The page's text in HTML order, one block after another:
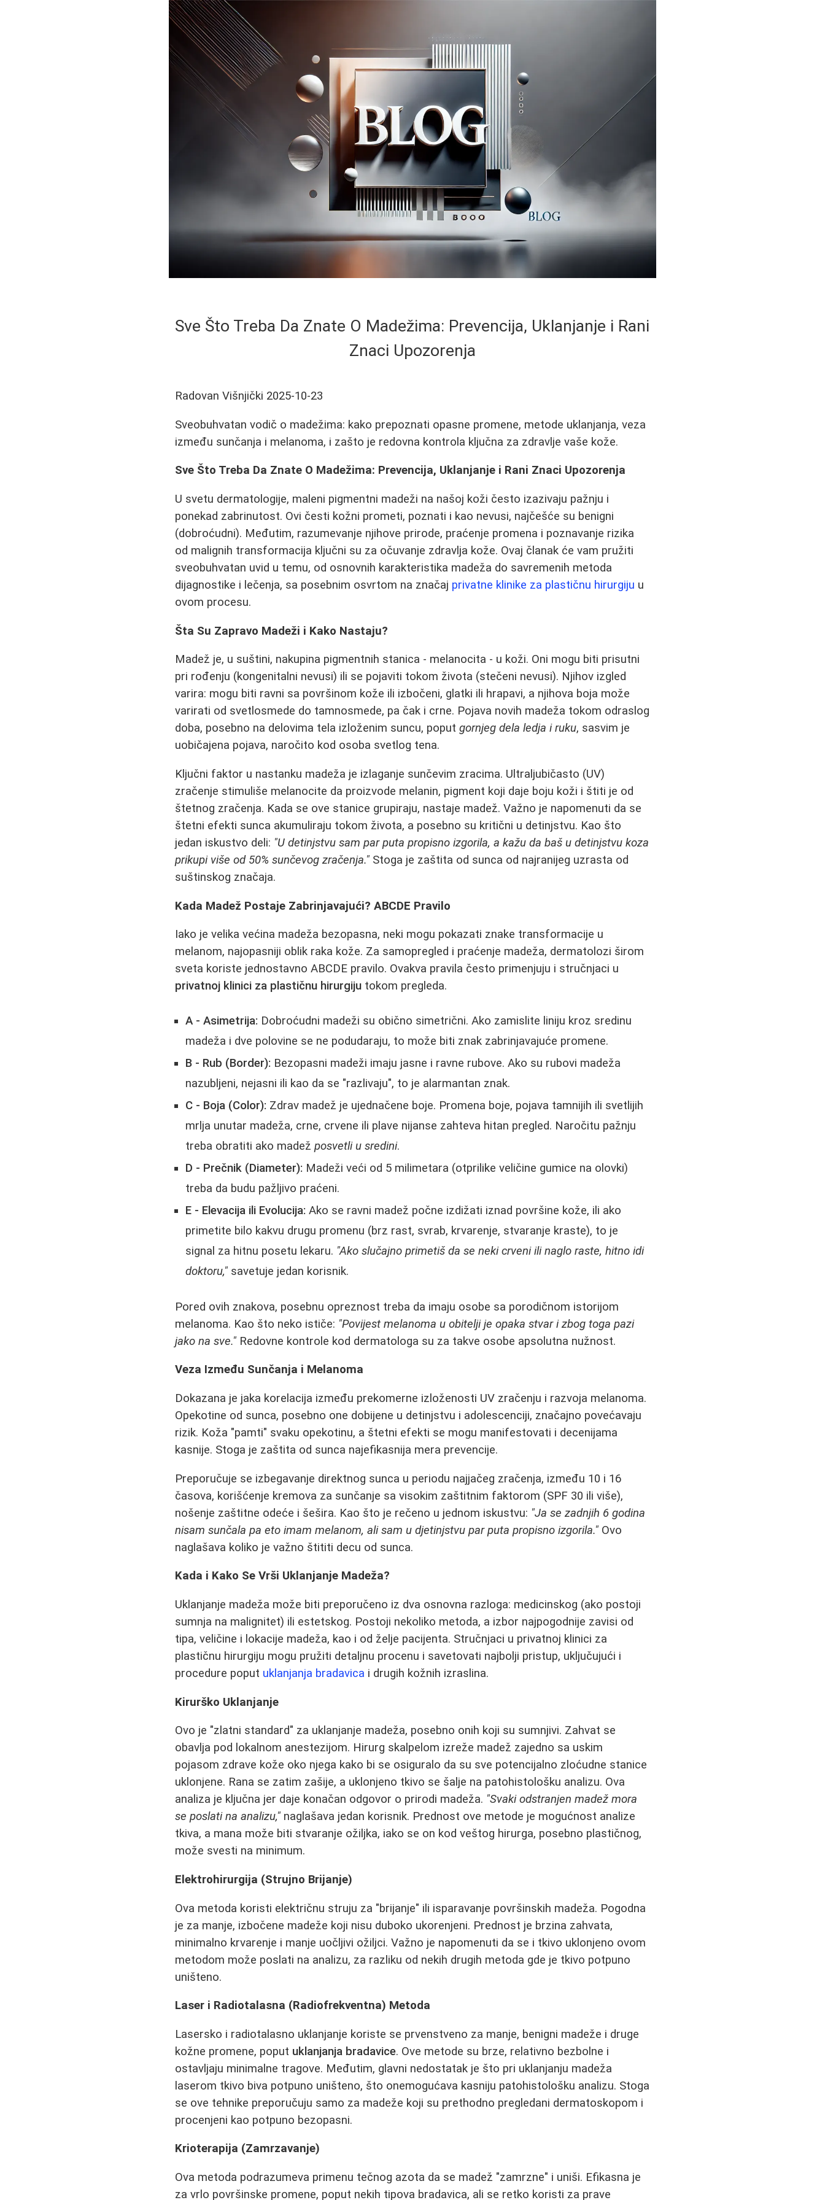
Sve Što Treba Da Znate O Madežima: Prevencija, Uklanjanje i Rani
Znaci Upozorenja
Radovan Višnjički 2025-10-23
Sveobuhvatan vodič o madežima: kako prepoznati opasne promene, metode uklanjanja, veza
između sunčanja i melanoma, i zašto je redovna kontrola ključna za zdravlje vaše kože.
Sve Što Treba Da Znate O Madežima: Prevencija, Uklanjanje i Rani Znaci Upozorenja
U svetu dermatologije, maleni pigmentni madeži na našoj koži često izazivaju pažnju i
ponekad zabrinutost. Ovi česti kožni prometi, poznati i kao nevusi, najčešće su benigni
(dobroćudni). Međutim, razumevanje njihove prirode, praćenje promena i poznavanje rizika
od malignih transformacija ključni su za očuvanje zdravlja kože. Ovaj članak će vam pružiti
sveobuhvatan uvid u temu, od osnovnih karakteristika madeža do savremenih metoda
dijagnostike i lečenja, sa posebnim osvrtom na značaj privatne klinike za plastičnu hirurgiju u
ovom procesu.
Šta Su Zapravo Madeži i Kako Nastaju?
Madež je, u suštini, nakupina pigmentnih stanica - melanocita - u koži. Oni mogu biti prisutni
pri rođenju (kongenitalni nevusi) ili se pojaviti tokom života (stečeni nevusi). Njihov izgled
varira: mogu biti ravni sa površinom kože ili izbočeni, glatki ili hrapavi, a njihova boja može
varirati od svetlosmede do tamnosmede, pa čak i crne. Pojava novih madeža tokom odraslog
doba, posebno na delovima tela izloženim suncu, poputgornjeg dela ledja i ruku, sasvim je
uobičajena pojava, naročito kod osoba svetlog tena.
Ključni faktor u nastanku madeža je izlaganje sunčevim zracima. Ultraljubičasto (UV)
zračenje stimuliše melanocite da proizvode melanin, pigment koji daje boju koži i štiti je od
štetnog zračenja. Kada se ove stanice grupiraju, nastaje madež. Važno je napomenuti da se
štetni efekti sunca akumuliraju tokom života, a posebno su kritični u detinjstvu. Kao što
jedan iskustvo deli: "U detinjstvu sam par puta propisno izgorila, a kažu da baš u detinjstvu koza
prikupi više od 50% sunčevog zračenja." Stoga je zaštita od sunca od najranijeg uzrasta od
suštinskog značaja.
Kada Madež Postaje Zabrinjavajući? ABCDE Pravilo
Iako je velika većina madeža bezopasna, neki mogu pokazati znake transformacije u
melanom, najopasniji oblik raka kože. Za samopregled i praćenje madeža, dermatolozi širom
sveta koriste jednostavno ABCDE pravilo. Ovakva pravila često primenjuju i stručnjaci u
privatnoj klinici za plastičnu hirurgiju tokom pregleda.
A - Asimetrija: Dobroćudni madeži su obično simetrični. Ako zamislite liniju kroz sredinu
madeža i dve polovine se ne podudaraju, to može biti znak zabrinjavajuće promene.
B - Rub (Border): Bezopasni madeži imaju jasne i ravne rubove. Ako su rubovi madeža
nazubljeni, nejasni ili kao da se "razlivaju", to je alarmantan znak.
C - Boja (Color): Zdrav madež je ujednačene boje. Promena boje, pojava tamnijih ili svetlijih
mrlja unutar madeža, crne, crvene ili plave nijanse zahteva hitan pregled. Naročitu pažnju
treba obratiti ako madežposvetli u sredini.
D - Prečnik (Diameter): Madeži veći od 5 milimetara (otprilike veličine gumice na olovki)
treba da budu pažljivo praćeni.
E - Elevacija ili Evolucija: Ako se ravni madež počne izdižati iznad površine kože, ili ako
primetite bilo kakvu drugu promenu (brz rast, svrab, krvarenje, stvaranje kraste), to je
signal za hitnu posetu lekaru. "Ako slučajno primetiš da se neki crveni ili naglo raste, hitno idi
doktoru," savetuje jedan korisnik.
Pored ovih znakova, posebnu opreznost treba da imaju osobe sa porodičnom istorijom
melanoma. Kao što neko ističe: "Povijest melanoma u obitelji je opaka stvar i zbog toga pazi
jako na sve." Redovne kontrole kod dermatologa su za takve osobe apsolutna nužnost.
Veza Između Sunčanja i Melanoma
Dokazana je jaka korelacija između prekomerne izloženosti UV zračenju i razvoja melanoma.
Opekotine od sunca, posebno one dobijene u detinjstvu i adolescenciji, značajno povećavaju
rizik. Koža "pamti" svaku opekotinu, a štetni efekti se mogu manifestovati i decenijama
kasnije. Stoga je zaštita od sunca najefikasnija mera prevencije.
Preporučuje se izbegavanje direktnog sunca u periodu najjačeg zračenja, između 10 i 16
časova, korišćenje kremova za sunčanje sa visokim zaštitnim faktorom (SPF 30 ili više),
nošenje zaštitne odeće i šešira. Kao što je rečeno u jednom iskustvu: "Ja se zadnjih 6 godina
nisam sunčala pa eto imam melanom, ali sam u djetinjstvu par puta propisno izgorila." Ovo
naglašava koliko je važno štititi decu od sunca.
Kada i Kako Se Vrši Uklanjanje Madeža?
Uklanjanje madeža može biti preporučeno iz dva osnovna razloga: medicinskog (ako postoji
sumnja na malignitet) ili estetskog. Postoji nekoliko metoda, a izbor najpogodnije zavisi od
tipa, veličine i lokacije madeža, kao i od želje pacijenta. Stručnjaci u privatnoj klinici za
plastičnu hirurgiju mogu pružiti detaljnu procenu i savetovati najbolji pristup, uključujući i
procedure poput uklanjanja bradavica i drugih kožnih izraslina.
Kirurško Uklanjanje
Ovo je "zlatni standard" za uklanjanje madeža, posebno onih koji su sumnjivi. Zahvat se
obavlja pod lokalnom anestezijom. Hirurg skalpelom izreže madež zajedno sa uskim
pojasom zdrave kože oko njega kako bi se osiguralo da su sve potencijalno zloćudne stanice
uklonjene. Rana se zatim zašije, a uklonjeno tkivo se šalje na patohistološku analizu. Ova
analiza je ključna jer daje konačan odgovor o prirodi madeža. "Svaki odstranjen madež mora
se poslati na analizu," naglašava jedan korisnik. Prednost ove metode je mogućnost analize
tkiva, a mana može biti stvaranje ožiljka, iako se on kod veštog hirurga, posebno plastičnog,
može svesti na minimum.
Elektrohirurgija (Strujno Brijanje)
Ova metoda koristi električnu struju za "brijanje" ili isparavanje površinskih madeža. Pogodna
je za manje, izbočene madeže koji nisu duboko ukorenjeni. Prednost je brzina zahvata,
minimalno krvarenje i manje uočljivi ožiljci. Važno je napomenuti da se i tkivo uklonjeno ovom
metodom može poslati na analizu, za razliku od nekih drugih metoda gde je tkivo potpuno
uništeno.
Laser i Radiotalasna (Radiofrekventna) Metoda
Lasersko i radiotalasno uklanjanje koriste se prvenstveno za manje, benigni madeže i druge
kožne promene, poput uklanjanja bradavice. Ove metode su brze, relativno bezbolne i
ostavljaju minimalne tragove. Međutim, glavni nedostatak je što pri uklanjanju madeža
laserom tkivo biva potpuno uništeno, što onemogućava kasniju patohistološku analizu. Stoga
se ove tehnike preporučuju samo za madeže koji su prethodno pregledani dermatoskopom i
procenjeni kao potpuno bezopasni.
Krioterapija (Zamrzavanje)
Ova metoda podrazumeva primenu tečnog azota da se madež "zamrzne" i uniši. Efikasna je
za vrlo površinske promene, poput nekih tipova bradavica, ali se retko koristi za prave